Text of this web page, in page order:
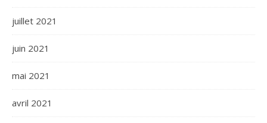
juillet 2021
juin 2021
mai 2021
avril 2021